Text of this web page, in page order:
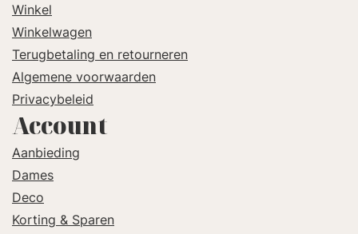
Winkel
Winkelwagen
Terugbetaling en retourneren
Algemene voorwaarden
Privacybeleid
Account
Aanbieding
Dames
Deco
Korting & Sparen